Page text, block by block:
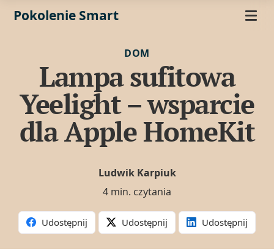
Pokolenie Smart
DOM
Lampa sufitowa
Yeelight – wsparcie
dla Apple HomeKit
Ludwik Karpiuk
4 min. czytania
Udostępnij Udostępnij Udostępnij